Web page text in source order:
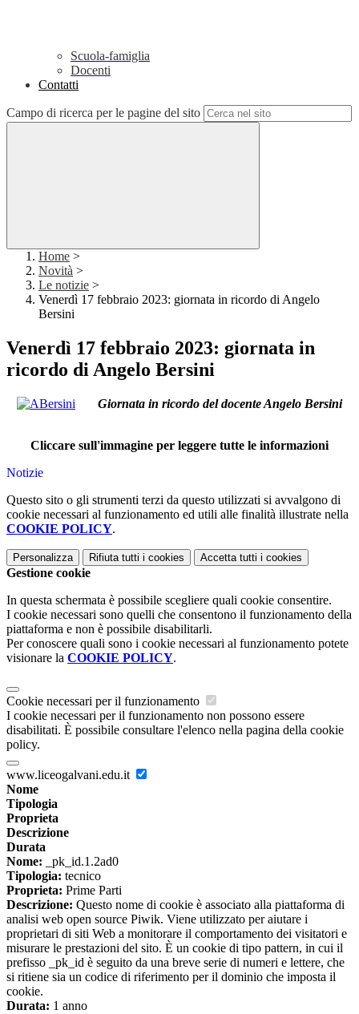
Scuola-famiglia
Docenti
Contatti
Campo di ricerca per le pagine del sito
Home >
Novità >
Le notizie >
Venerdì 17 febbraio 2023: giornata in ricordo di Angelo
Bersini
Venerdì 17 febbraio 2023: giornata in
ricordo di Angelo Bersini
Giornata in ricordo del docente Angelo Bersini
Cliccare sull'immagine per leggere tutte le informazioni
Notizie
Questo sito o gli strumenti terzi da questo utilizzati si avvalgono di
cookie necessari al funzionamento ed utili alle finalità illustrate nella
COOKIE POLICY.
Personalizza Rifiuta tutti i cookies Accetta tutti i cookies
Gestione cookie
In questa schermata è possibile scegliere quali cookie consentire.
I cookie necessari sono quelli che consentono il funzionamento della
piattaforma e non è possibile disabilitarli.
Per conoscere quali sono i cookie necessari al funzionamento potete
visionare la COOKIE POLICY.
Cookie necessari per il funzionamento
I cookie necessari per il funzionamento non possono essere
disabilitati. È possibile consultare l'elenco nella pagina della cookie
policy.
www.liceogalvani.edu.it
Nome
Tipologia
Proprieta
Descrizione
Durata
Nome: _pk_id.1.2ad0
Tipologia: tecnico
Proprieta: Prime Parti
Descrizione: Questo nome di cookie è associato alla piattaforma di
analisi web open source Piwik. Viene utilizzato per aiutare i
proprietari di siti Web a monitorare il comportamento dei visitatori e
misurare le prestazioni del sito. È un cookie di tipo pattern, in cui il
prefisso _pk_id è seguito da una breve serie di numeri e lettere, che
si ritiene sia un codice di riferimento per il dominio che imposta il
cookie.
Durata: 1 anno